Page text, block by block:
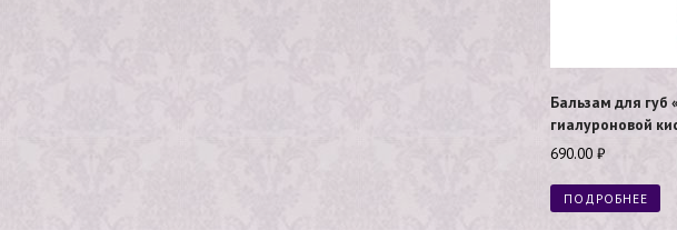
Бальзам для губ
гиалуроновой
690.00 ₽
ПОДРОБНЕЕ